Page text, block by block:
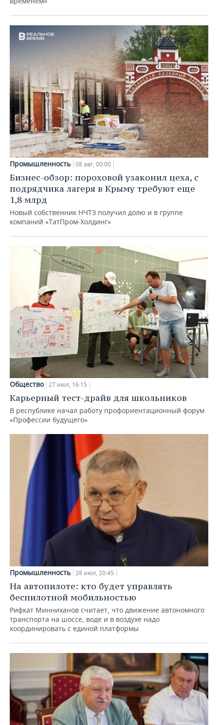
Промышленность 08 авг, 00:00
Бизнес-обзор: пороховой узаконил цеха, с
подрядчика лагеря в Крыму требуют еще
1,8 млрд
Новый собственник НЧТЗ получил долю и в группе
компаний «ТатПром-Холдинг»
Общество 27 июл, 16:15
Карьерный тест-драйв для школьников
В республике начал работу профориентационный форум
«Профессии будущего»
Промышленность 28 июл, 20:45
На автопилоте: кто будет управлять
беспилотной мобильностью
Рифкат Минниханов считает, что движение автономного
транспорта на шоссе, воде и в воздухе надо
координировать с единой платформы